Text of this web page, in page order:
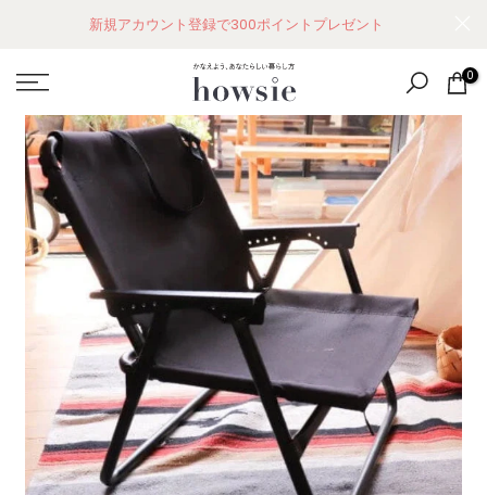
テ
ン
ツ
に
ス
キ
ッ
プ
新規アカウント登録で300ポイントプレゼント
0